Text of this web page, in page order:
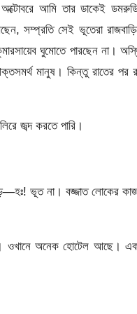
আমি তার ডাকেই
সম্প্রতি সেই ভূতেরা
ঘুমোতে পারছেন না।
মানুষ। কিন্তু রাতের পর
জব্দ করতে পারি।
ভূত না। বজ্জাত লোকের
ওখানে অনেক হোটেল আছে।